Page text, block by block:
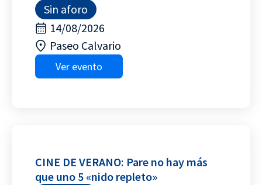
Sin aforo
14/08/2026
Paseo Calvario
Ver evento
CINE DE VERANO: Pare no hay más
que uno 5 «nido repleto»